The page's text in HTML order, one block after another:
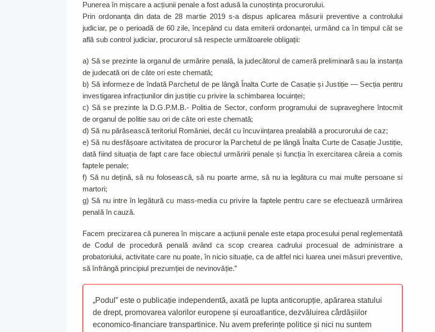
Punerea în mișcare a acțiunii penale a fost adusă la cunoștința procurorului.
Prin ordonanța din data de 28 martie 2019 s-a dispus aplicarea măsurii preventive a controlului
judiciar, pe o perioadă de 60 zile, începând cu data emiterii ordonanței, urmând ca în timpul cât se
află sub control judiciar, procurorul să respecte următoarele obligații:
a) Să se prezinte la organul de urmărire penală, la judecătorul de cameră preliminară sau la instanța
de judecată ori de câte ori este chemată;
b) Să informeze de îndată Parchetul de pe lângă Înalta Curte de Casație și Justiție — Secția pentru
investigarea infracțiunilor din justiție cu privire la schimbarea locuinței;
c) Să se prezinte la D.G.P.M.B.- Politia de Sector, conform programului de supraveghere întocmit
de organul de politie sau ori de câte ori este chemată;
d) Să nu părăsească teritoriul României, decât cu încuviințarea prealabilă a procurorului de caz;
e) Să nu desfășoare activitatea de procuror la Parchetul de pe lângă Înalta Curte de Casație Justiție,
dată fiind situația de fapt care face obiectul urmăririi penale și funcția în exercitarea căreia a comis
faptele penale;
f) Să nu dețină, să nu folosească, să nu poarte arme, să nu ia legătura cu mai multe persoane si
martori;
g) Să nu intre în legătură cu mass-media cu privire la faptele pentru care se efectuează urmărirea
penală în cauză.
Facem precizarea că punerea în mișcare a acțiunii penale este etapa procesului penal reglementată
de Codul de procedură penală având ca scop crearea cadrului procesual de administrare a
probatoriului, activitate care nu poate, în nicio situație, ca de altfel nici luarea unei măsuri preventive,
să înfrângă principiul prezumției de nevinovăție.”
„Podul” este o publicație independentă, axată pe lupta anticorupție, apărarea statului
de drept, promovarea valorilor europene și euroatlantice, dezvăluirea cârdășiilor
economico-financiare transpartinice. Nu avem preferințe politice și nici nu suntem